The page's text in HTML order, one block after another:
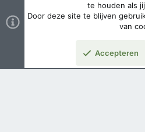
te houden als
Door deze site te blijven
van
Accepteren